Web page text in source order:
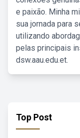
e paixão. Minha
sua jornada para
utilizando
pelas principais
dsw.aau.edu.et.
Top Post